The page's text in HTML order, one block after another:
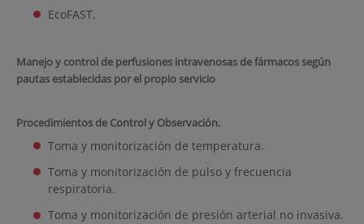
EcoFAST.
Manejo y control de perfusiones intravenosas de fármacos según
pautas establecidas por el propio servicio
Procedimientos de Control y Observación.
Toma y monitorización de temperatura.
Toma y monitorización de pulso y frecuencia
respiratoria.
Toma y monitorización de presión arterial no invasiva.